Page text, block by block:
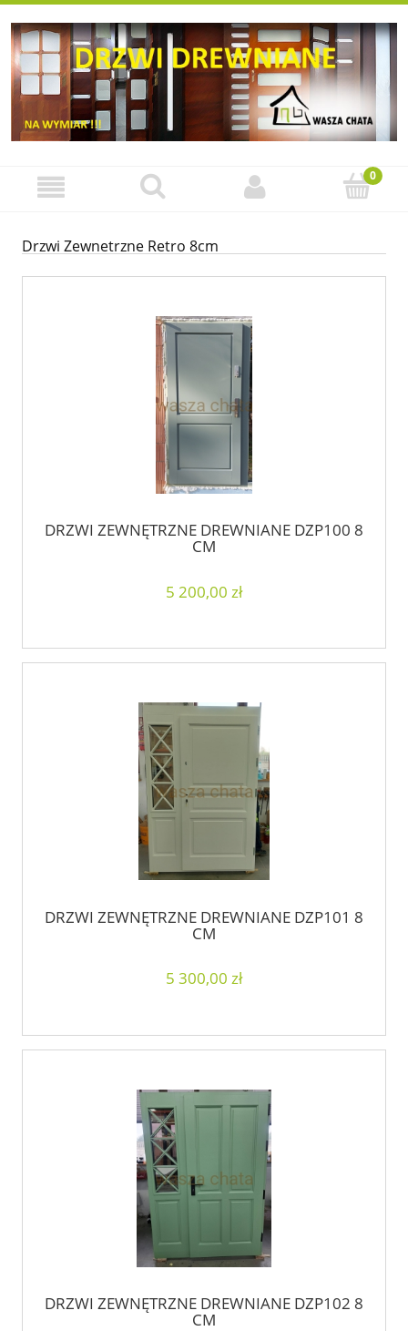
Drzwi Zewnetrzne Retro 8cm
DRZWI ZEWNĘTRZNE DREWNIANE DZP100 8
CM
5 200,00 zł
DRZWI ZEWNĘTRZNE DREWNIANE DZP101 8
CM
5 300,00 zł
DRZWI ZEWNĘTRZNE DREWNIANE DZP102 8
CM